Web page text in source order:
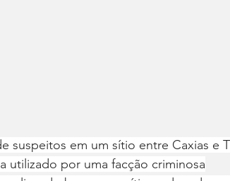
suspeitos em um sítio entre Caxias e
utilizado por uma facção criminosa